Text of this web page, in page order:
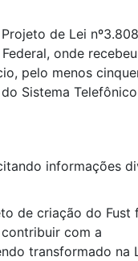
de Lei
onde
pelo menos
Sistema
informações
de criação do Fust
com a
transformado na